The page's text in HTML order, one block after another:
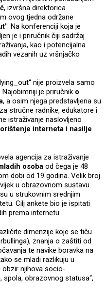
, izvršna direktorica
ovog tjedna održane
. Na konferenciji koja je
je i priručnik čiji sadržaj
kao i potencijalna
vezanih uz vršnjačko
nije proizvela samo
je priručnik o
, a osim njega predstavljena su
stručne radnike, edukatore i
istraživanje naslovljeno
interneta i nasilje
agencija za istraživanje
osoba od čega je 48
dobi od 19 godina. Velik broj
u obrazovnom sustavu
u strukovnim srednjim
Cilj ankete bio je ispitati
prema internetu.
dimenzije koje se tiču
znanja o zaštiti od
te navike boravka na
se mladi razlikuju u
obzir njihova socio-
spola, obrazovnog statusa“,